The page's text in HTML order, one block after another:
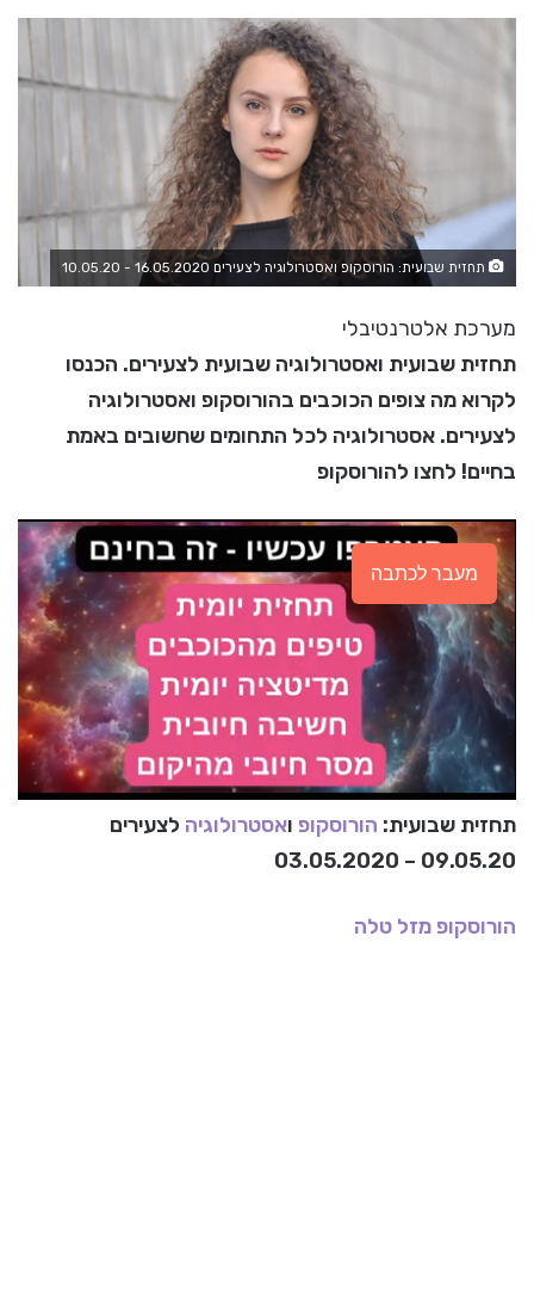
תחזית שבועית: הורוסקופ ואסטרולוגיה לצעירים 16.05.2020 - 10.05.20
מערכת אלטרנטיבלי
תחזית שבועית ואסטרולוגיה שבועית לצעירים. הכנסו
לקרוא מה צופים הכוכבים בהורוסקופ ואסטרולוגיה
לצעירים. אסטרולוגיה לכל התחומים שחשובים באמת
בחיים! לחצו להורוסקופ
מעבר לכתבה
תחזית שבועית: הורוסקופ ואסטרולוגיה לצעירים
09.05.20 – 03.05.2020
הורוסקופ מזל טלה